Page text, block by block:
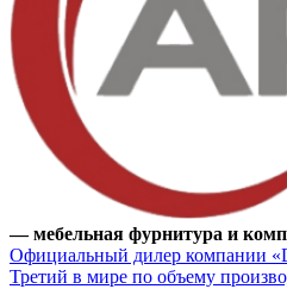
— мебельная фурнитура и
Официальный дилер компании
Третий в мире по объему